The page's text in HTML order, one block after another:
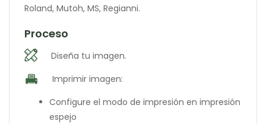
Roland, Mutoh, MS, Regianni.
Proceso
Diseña tu imagen.
Imprimir imagen:
Configure el modo de impresión en impresión
espejo